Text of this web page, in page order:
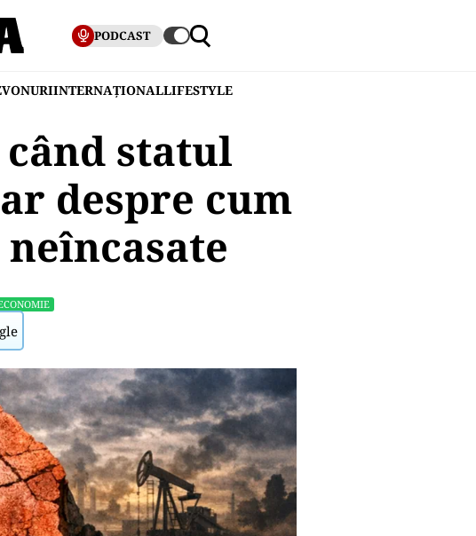
PODCAST
INTERNAȚIONALLIFESTYLE
statul
despre cum